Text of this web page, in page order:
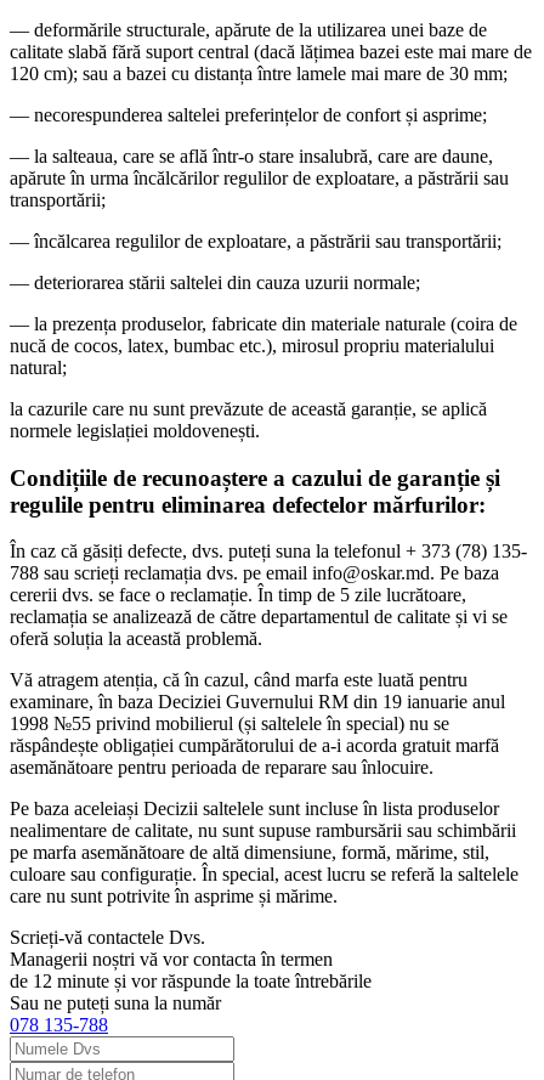
— deformările structurale, apărute de la utilizarea unei baze de
calitate slabă fără suport central (dacă lățimea bazei este mai mare de
120 cm); sau a bazei cu distanța între lamele mai mare de 30 mm;
— necorespunderea saltelei preferințelor de confort și asprime;
— la salteaua, care se află într-o stare insalubră, care are daune,
apărute în urma încălcărilor regulilor de exploatare, a păstrării sau
transportării;
— încălcarea regulilor de exploatare, a păstrării sau transportării;
— deteriorarea stării saltelei din cauza uzurii normale;
— la prezența produselor, fabricate din materiale naturale (coira de
nucă de cocos, latex, bumbac etc.), mirosul propriu materialului
natural;
la cazurile care nu sunt prevăzute de această garanție, se aplică
normele legislației moldovenești.
Condițiile de recunoaștere a cazului de garanție și
regulile pentru eliminarea defectelor mărfurilor:
În caz că găsiți defecte, dvs. puteți suna la telefonul + 373 (78) 135-
788 sau scrieți reclamația dvs. pe email info@oskar.md. Pe baza
cererii dvs. se face o reclamație. În timp de 5 zile lucrătoare,
reclamația se analizează de către departamentul de calitate și vi se
oferă soluția la această problemă.
Vă atragem atenția, că în cazul, când marfa este luată pentru
examinare, în baza Deciziei Guvernului RM din 19 ianuarie anul
1998 №55 privind mobilierul (și saltelele în special) nu se
răspândește obligației cumpărătorului de a-i acorda gratuit marfă
asemănătoare pentru perioada de reparare sau înlocuire.
Pe baza aceleiași Decizii saltelele sunt incluse în lista produselor
nealimentare de calitate, nu sunt supuse rambursării sau schimbării
pe marfa asemănătoare de altă dimensiune, formă, mărime, stil,
culoare sau configurație. În special, acest lucru se referă la saltelele
care nu sunt potrivite în asprime și mărime.
Scrieți-vă contactele Dvs.
Managerii noștri vă vor contacta în termen
de 12 minute și vor răspunde la toate întrebările
Sau ne puteți suna la număr
078 135-788